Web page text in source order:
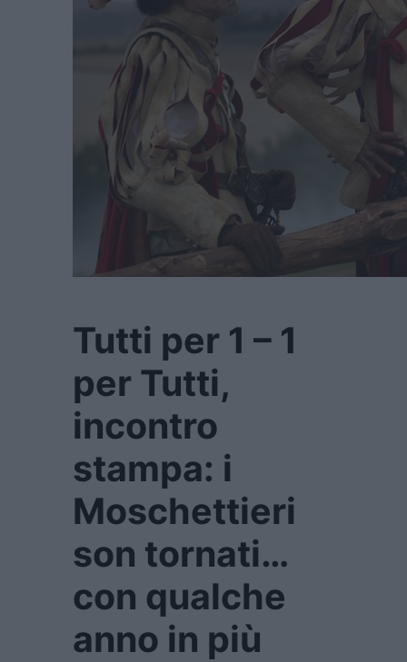
Tutti per 1 – 1
per Tutti,
incontro
stampa: i
Moschettieri
son tornati…
con qualche
anno in più